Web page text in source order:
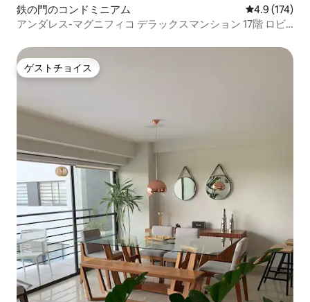
鉄の門のコンドミニアム レビュー174
4.9 (174)
アンダレス-マグニフィコ デラックスマンション 17階 ロビ
ゲストチョイス
ゲストチョイス